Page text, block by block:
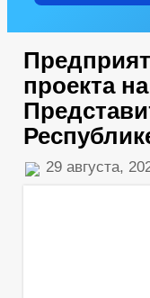
проекта
29 августа,